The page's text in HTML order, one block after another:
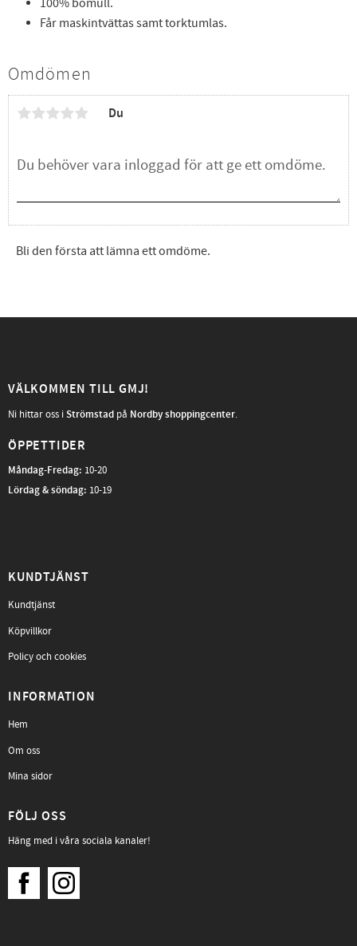
Får maskintvättas samt torktumlas.
Omdömen
Du
Bli den första att lämna ett omdöme.
VÄLKOMMEN TILL GMJ!
Ni hittar oss iStrömstad på Nordby shoppingcenter.
ÖPPETTIDER
Måndag-Fredag: 10-20
Lördag & söndag: 10-19
KUNDTJÄNST
Kundtjänst
Köpvillkor
Policy och cookies
INFORMATION
Hem
Om oss
Mina sidor
FÖLJ OSS
Häng med i våra sociala kanaler!